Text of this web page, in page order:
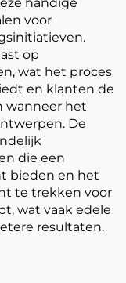
voor
op
wat het proces
en klanten de
wanneer het
De
die een
bieden en het
te trekken voor
wat vaak edele
resultaten.